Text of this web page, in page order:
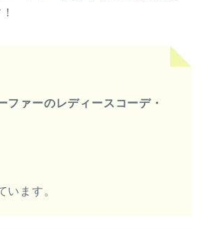
ファーのレディースコーデ・
います。